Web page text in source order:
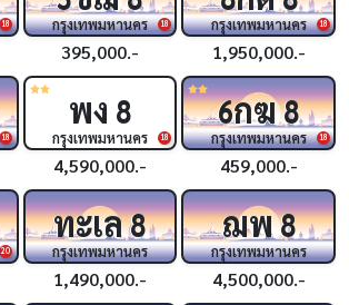
18 18
กรุงเทพมหานคร
395,000.-
18
กรุงเทพมหานคร
1,950,000.-
18 18
พง 8
กรุงเทพมหานคร
4,590,000.-
18
6กฆ8
กรุงเทพมหานคร
459,000.-
20
ทะเล8
กรุงเทพมหานคร
1,490,000.-
ฌพ8
กรุงเทพมหานคร
4,500,000.-